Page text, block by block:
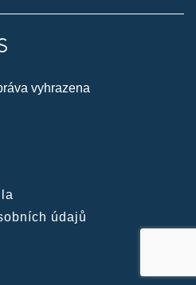
vyhrazena
údajů